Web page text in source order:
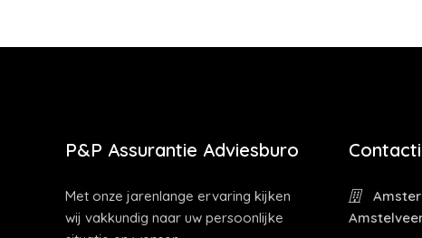
P&P Assurantie Adviesburo
Met onze jarenlange ervaring kijken
wij vakkundig naar uw persoonlijke